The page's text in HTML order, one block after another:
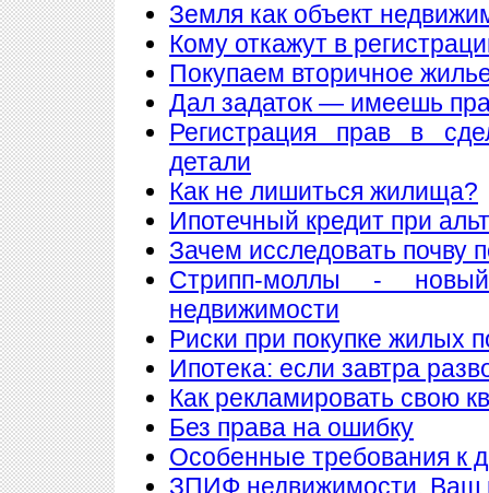
Земля как объект
Кому откажут в
Покупаем вторичное
Дал задаток — имеешь
Регистрация прав в
детали
Как не лишиться жилища?
Ипотечный кредит при
Зачем исследовать почву
Стрипп-моллы -
недвижимости
Риски при покупке жилых
Ипотека: если завтра
Как рекламировать свою
Без права на ошибку
Особенные требования к
ЗПИФ недвижимости. Ваш